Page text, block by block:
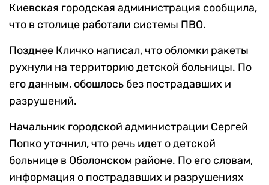
Киевская городская администрация сообщила,
что в столице работали системы ПВО.
Позднее Кличко написал, что обломки ракеты
рухнули на территорию детской больницы. По
его данным, обошлось без пострадавших и
разрушений.
Начальник городской администрации Сергей
Попко уточнил, что речь идет о детской
больнице в Оболонском районе. По его словам,
информация о пострадавших и разрушениях